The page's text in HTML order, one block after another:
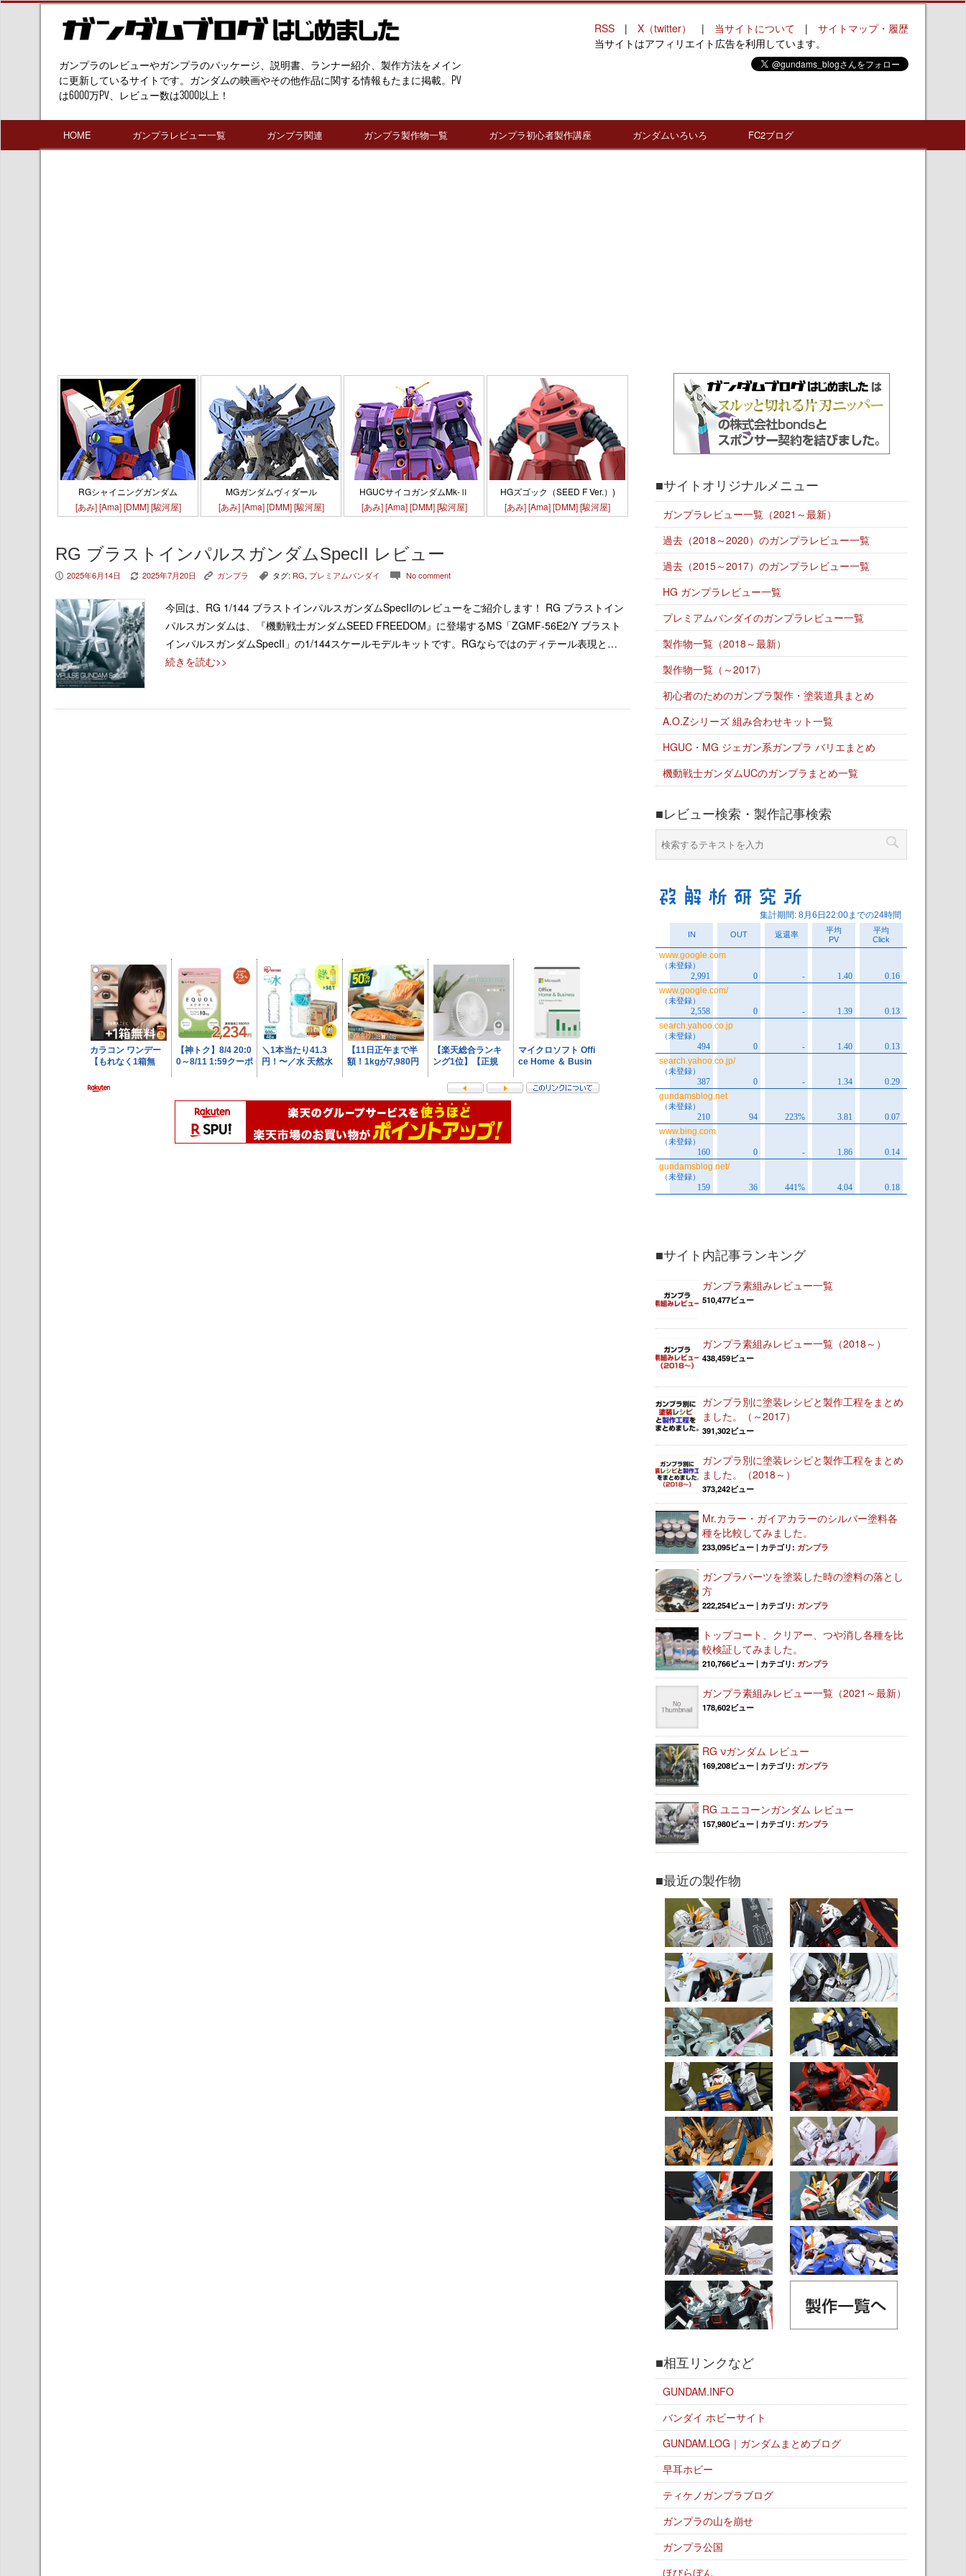
ガンプラのレビューやガンプラのパッケージ、説明書、ランナー紹介、製作方法をメイン
に更新しているサイトです。ガンダムの映画やその他作品に関する情報もたまに掲載。PV
は6000万PV、レビュー数は3000以上！
RSS | X（twitter） | 当サイトについて | サイトマップ・履歴
当サイトはアフィリエイト広告を利用しています。
HOME ガンプラレビュー一覧 ガンプラ関連 ガンプラ製作物一覧 ガンプラ初心者製作講座 ガンダムいろいろ FC2ブログ
RGシャイニングガンダム
[あみ] [Ama] [DMM] [駿河屋]
MGガンダムヴィダール
[あみ] [Ama] [DMM] [駿河屋]
HGUCサイコガンダムMk-Ⅱ
[あみ] [Ama] [DMM] [駿河屋]
HGズゴック（SEED F Ver.）)
[あみ][Ama][DMM][駿河屋]
RG ブラストインパルスガンダムSpecII レビュー
P 2025年6月14日 V 2025年7月20日 K ガンプラ , タグ: RG, プレミアムバンダイ c No comment
今回は、RG 1/144 ブラストインパルスガンダムSpecIIのレビューをご紹介します！ RG ブラストイン
パルスガンダムは、『機動戦士ガンダムSEED FREEDOM』に登場するMS「ZGMF-56E2/Y ブラスト
インパルスガンダムSpecII」の1/144スケールモデルキットです。RGならではのディテール表現と…
続きを読む>>
■サイトオリジナルメニュー
ガンプラレビュー一覧（2021～最新）
過去（2018～2020）のガンプラレビュー一覧
過去（2015～2017）のガンプラレビュー一覧
HG ガンプラレビュー一覧
プレミアムバンダイのガンプラレビュー一覧
製作物一覧（2018～最新）
製作物一覧（～2017）
初心者のためのガンプラ製作・塗装道具まとめ
A.O.Zシリーズ 組み合わせキット一覧
HGUC・MG ジェガン系ガンプラ バリエまとめ
機動戦士ガンダムUCのガンプラまとめ一覧
■レビュー検索・製作記事検索
■サイト内記事ランキング
ガンプラ素組みレビュー一覧
510,477ビュー
ガンプラ素組みレビュー一覧（2018～）
438,459ビュー
ガンプラ別に塗装レシピと製作工程をまとめ
ました。（～2017）
391,302ビュー
ガンプラ別に塗装レシピと製作工程をまとめ
ました。（2018～）
373,242ビュー
Mr.カラー・ガイアカラーのシルバー塗料各
種を比較してみました。
233,095ビュー | カテゴリ: ガンプラ
ガンプラパーツを塗装した時の塗料の落とし
方
222,254ビュー | カテゴリ: ガンプラ
トップコート、クリアー、つや消し各種を比
較検証してみました。
210,766ビュー | カテゴリ: ガンプラ
ガンプラ素組みレビュー一覧（2021～最新）
178,602ビュー
RG νガンダム レビュー
169,208ビュー | カテゴリ: ガンプラ
RG ユニコーンガンダム レビュー
157,980ビュー | カテゴリ: ガンプラ
■最近の製作物
■相互リンクなど
GUNDAM.INFO
バンダイ ホビーサイト
GUNDAM.LOG｜ガンダムまとめブログ
早耳ホビー
ティケノガンプラブログ
ガンプラの山を崩せ
ガンプラ公国
ほびらぼん